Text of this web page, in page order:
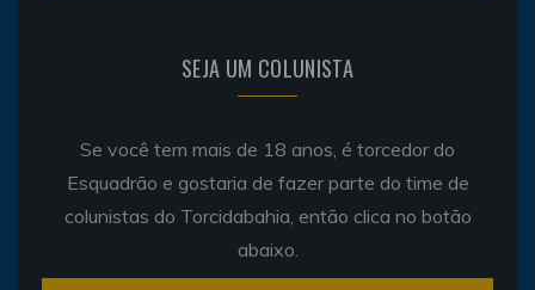
SEJA UM COLUNISTA
Se você tem mais de 18 anos, é torcedor do
Esquadrão e gostaria de fazer parte do time de
colunistas do Torcidabahia, então clica no botão
abaixo.